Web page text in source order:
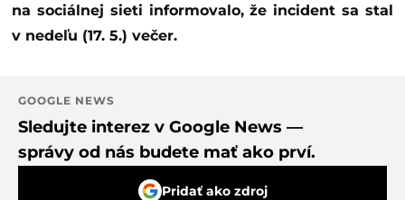
na sociálnej sieti informovalo, že incident sa stal
v nedeľu (17. 5.) večer.
GOOGLE NEWS
Sledujte interez v Google News —
správy od nás budete mať ako prví.
Pridať ako zdroj